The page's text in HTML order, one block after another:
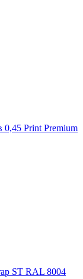
Print Premium
ST RAL 8004